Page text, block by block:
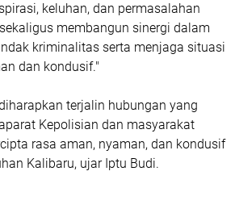
keluhan, dan permasalahan
membangun sinergi dalam
kriminalitas serta menjaga situasi
dan kondusif."
terjalin hubungan yang
Kepolisian dan masyarakat
rasa aman, nyaman, dan kondusif
Kalibaru, ujar Iptu Budi.